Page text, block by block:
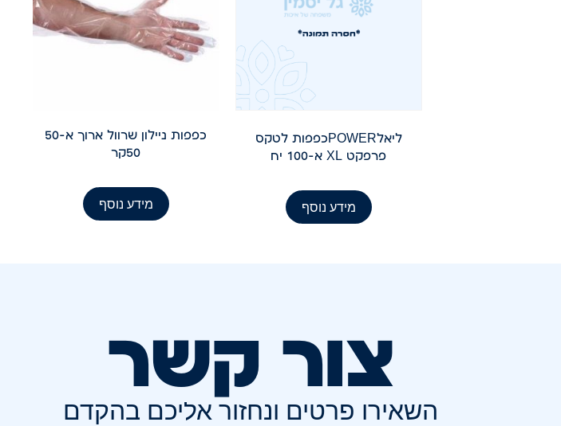
ליאלPOWERכפפות לטקס
פרפקט XL א-100 יח
מידע נוסף
כפפות ניילון שרוול ארוך א-50
50קר
מידע נוסף
צור קשר
השאירו פרטים ונחזור אליכם בהקדם